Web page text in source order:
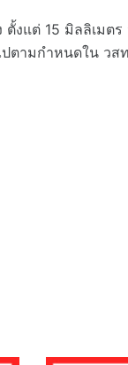
ชิ้น
แต่ 15 มิลลิเม
ปตามกำหนดใน วส